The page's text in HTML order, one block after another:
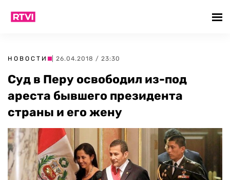
НОВОСТИ | 26.04.2018 / 23:30
Суд в Перу освободил из-под
ареста бывшего президента
страны и его жену